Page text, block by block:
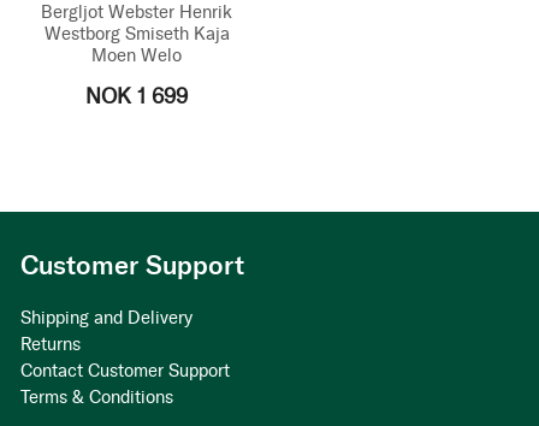
Bergljot Webster Henrik
Westborg Smiseth Kaja
Moen Welo
NOK 1 699
Customer Support
Shipping and Delivery
Returns
Contact Customer Support
Terms & Conditions